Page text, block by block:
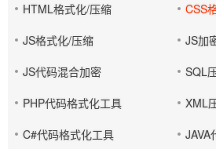
HTML格式化/压缩
CSS
JS格式化/压缩
JS加
JS代码混合加密
SQL
PHP代码格式化工具
XML
C#代码格式化工具
JAVA